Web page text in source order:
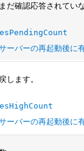
だ確認応答されてい
バーの再起動後に
します。
バーの再起動後に